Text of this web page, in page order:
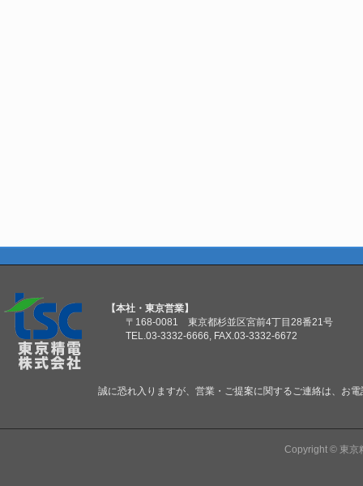
【本社・東京営業】
〒168-0081 東京都杉並区宮前4丁目28番21号
TEL.03-3332-6666, FAX.03-3332-6672
誠に恐れ入りますが、営業・ご提案に関するご連絡は、お
Copyright © 東京